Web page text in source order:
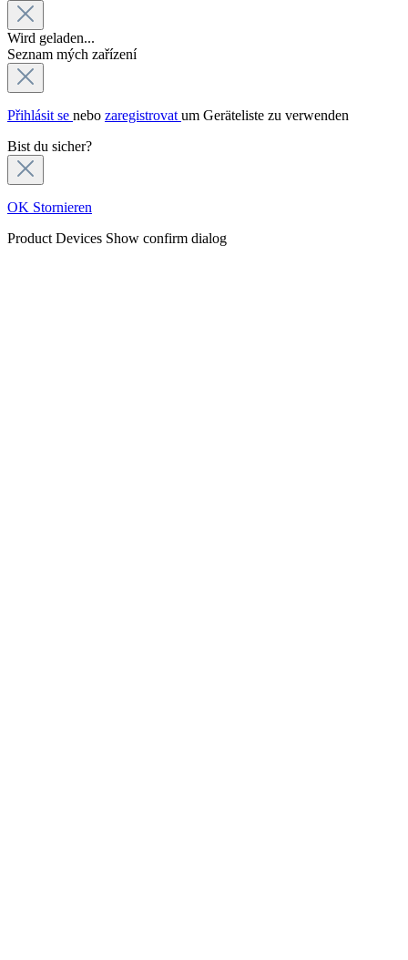
Wird geladen...
Seznam mých zařízení
Přihlásit se nebo zaregistrovat um Geräteliste zu verwenden
Bist du sicher?
OK Stornieren
Product Devices Show confirm dialog